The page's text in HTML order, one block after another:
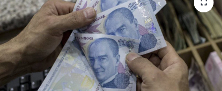
Kültür Sanat
Magazin
Piyasa